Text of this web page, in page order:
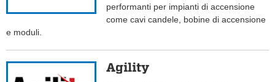
performanti per impianti di accensione
come cavi candele, bobine di accensione
e moduli.
Agility